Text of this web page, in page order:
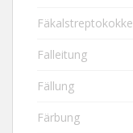
Falleitung
Fällung
Färbung